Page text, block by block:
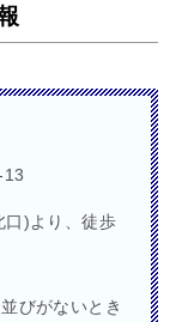
13
口)より、徒歩
びがないとき